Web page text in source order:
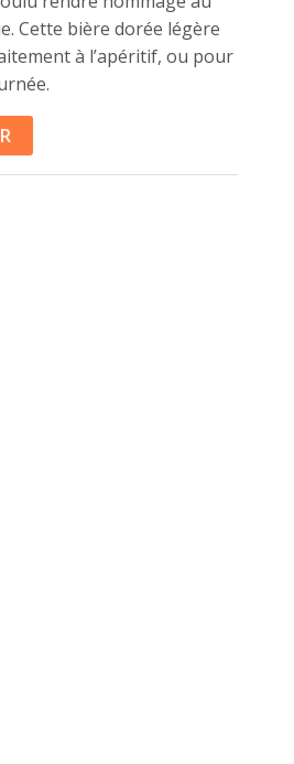
Cette bière dorée légère
à l’apéritif, ou pour